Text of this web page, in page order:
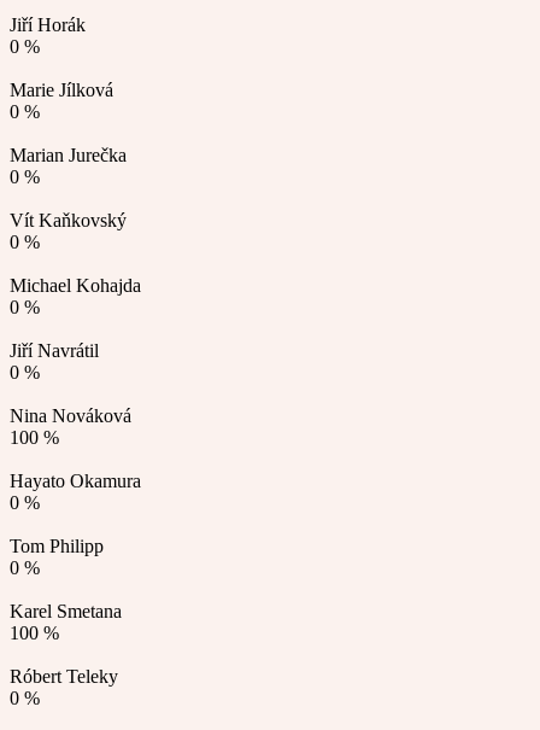
Jiří Horák
0 %
Marie Jílková
0 %
Marian Jurečka
0 %
Vít Kaňkovský
0 %
Michael Kohajda
0 %
Jiří Navrátil
0 %
Nina Nováková
100 %
Hayato Okamura
0 %
Tom Philipp
0 %
Karel Smetana
100 %
Róbert Teleky
0 %